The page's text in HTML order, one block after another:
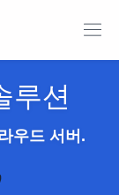
루션
우드 서버.